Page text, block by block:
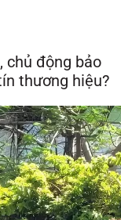
chủ động bảo
thương hiệu?